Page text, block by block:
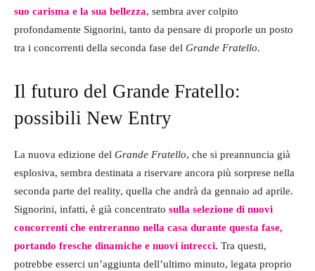
suo carisma e la sua bellezza, sembra aver colpito
profondamente Signorini, tanto da pensare di proporle un posto
tra i concorrenti della seconda fase del Grande Fratello.
Il futuro del Grande Fratello:
possibili New Entry
La nuova edizione del Grande Fratello, che si preannuncia già
esplosiva, sembra destinata a riservare ancora più sorprese nella
seconda parte del reality, quella che andrà da gennaio ad aprile.
Signorini, infatti, è già concentrato sulla selezione di nuovi
concorrenti che entreranno nella casa durante questa fase,
portando fresche dinamiche e nuovi intrecci. Tra questi,
potrebbe esserci un’aggiunta dell’ultimo minuto, legata proprio